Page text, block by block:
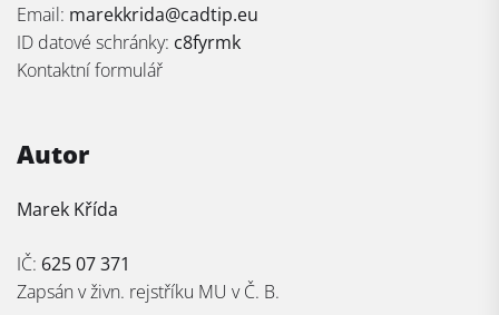
Email: marekkrida@cadtip.eu
ID datové schránky: c8fyrmk
Kontaktní formulář
Autor
Marek Křída
IČ: 625 07 371
Zapsán v živn. rejstříku MU v Č. B.